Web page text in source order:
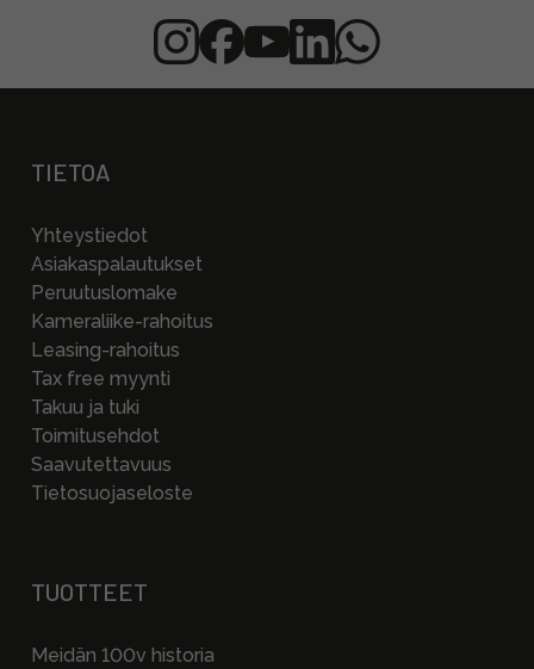
TIETOA
Yhteystiedot
Asiakaspalautukset
Peruutuslomake
Kameraliike-rahoitus
Leasing-rahoitus
Tax free myynti
Takuu ja tuki
Toimitusehdot
Saavutettavuus
Tietosuojaseloste
TUOTTEET
Meidän 100v historia